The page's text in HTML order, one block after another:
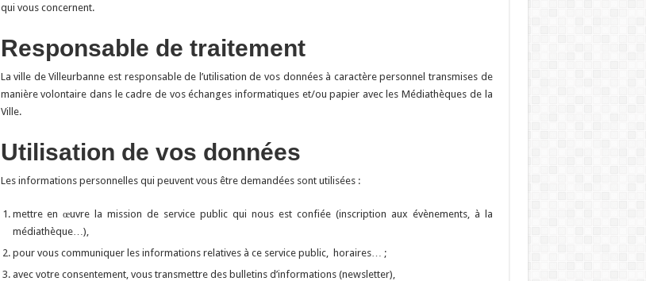
qui vous concernent.
Responsable de traitement
La ville de Villeurbanne est responsable de l’utilisation de vos données à caractère personnel transmises de
manière volontaire dans le cadre de vos échanges informatiques et/ou papier avec les Médiathèques de la
Ville.
Utilisation de vos données
Les informations personnelles qui peuvent vous être demandées sont utilisées :
mettre en œuvre la mission de service public qui nous est confiée (inscription aux évènements, à la
médiathèque…),
pour vous communiquer les informations relatives à ce service public, horaires… ;
avec votre consentement, vous transmettre des bulletins d’informations (newsletter),